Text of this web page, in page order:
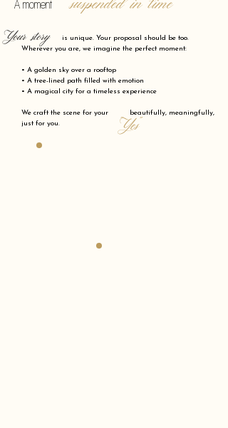
A moment
is unique. Your proposal should be too.
Wherever you are, we imagine the perfect moment:
• A golden sky over a rooftop
• A tree-lined path filled with emotion
• A magical city for a timeless experience
We craft the scene for your beautifully, meaningfully,
just for you.
"Yes"
Your story